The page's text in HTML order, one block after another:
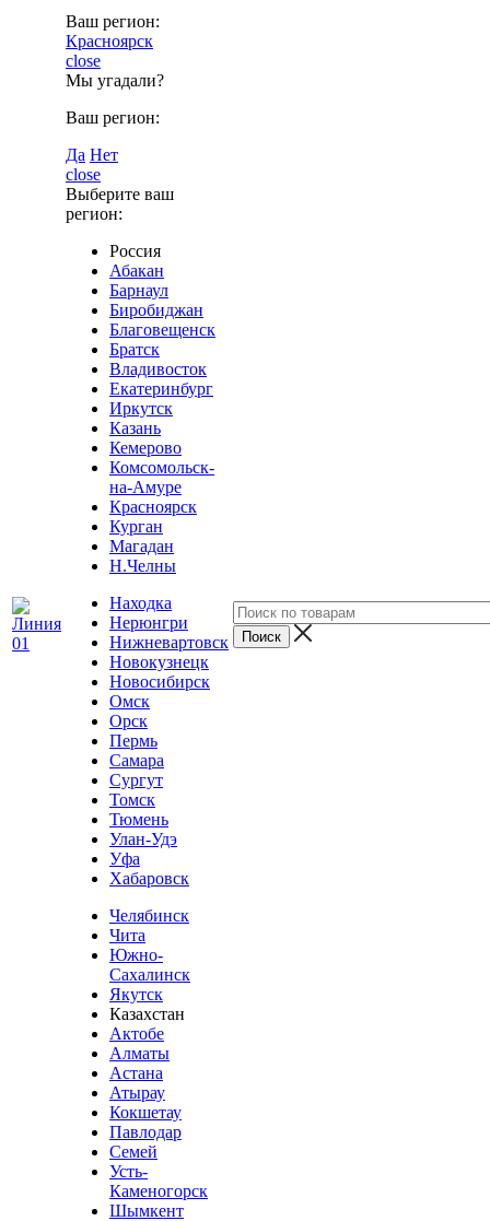
Ваш регион:
Красноярск
close
Мы угадали?
Ваш регион:
Да Нет
close
Выберите ваш
регион:
Россия
Абакан
Барнаул
Биробиджан
Благовещенск
Братск
Владивосток
Екатеринбург
Иркутск
Казань
Кемерово
Комсомольск-
на-Амуре
Красноярск
Курган
Магадан
Н.Челны
Находка
Нерюнгри
Нижневартовск
Новокузнецк
Новосибирск
Омск
Орск
Пермь
Самара
Сургут
Томск
Тюмень
Улан-Удэ
Уфа
Хабаровск
Челябинск
Чита
Южно-
Сахалинск
Якутск
Казахстан
Актобе
Алматы
Астана
Атырау
Кокшетау
Павлодар
Семей
Усть-
Каменогорск
Шымкент